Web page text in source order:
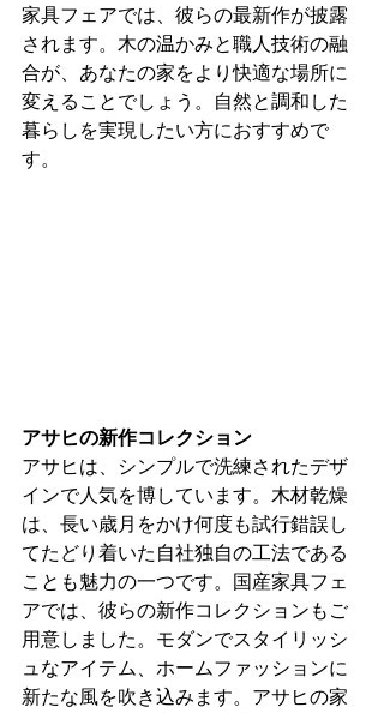
家具フェアでは、彼らの最新作が披露
されます。木の温かみと職人技術の融
合が、あなたの家をより快適な場所に
変えることでしょう。自然と調和した
暮らしを実現したい方におすすめで
す。
アサヒの新作コレクション
アサヒは、シンプルで洗練されたデザ
インで人気を博しています。木材乾燥
は、長い歳月をかけ何度も試行錯誤し
てたどり着いた自社独自の工法である
ことも魅力の一つです。国産家具フェ
アでは、彼らの新作コレクションもご
用意しました。モダンでスタイリッシ
ュなアイテム、ホームファッションに
新たな風を吹き込みます。アサヒの家